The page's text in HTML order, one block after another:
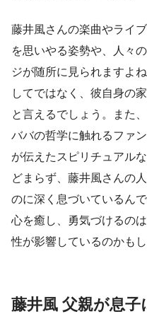
藤井風さんの楽曲やライ
を思いやる姿勢や、人々
ジが随所に見られますよ
してではなく、彼自身の
と言えるでしょう。また
ババの哲学に触れるファ
が伝えたスピリチュアル
どまらず、藤井風さんの
のに深く息づいているん
心を癒し、勇気づけるの
性が影響しているのかもし
藤井風 父親が息